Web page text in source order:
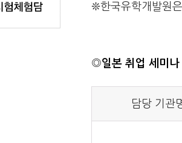
❊한국유학개발원
◎일본 취업 세미나
담당 기관